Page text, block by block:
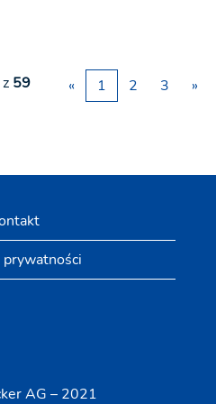
z 59 « 1 2 3 »
AG – 2021